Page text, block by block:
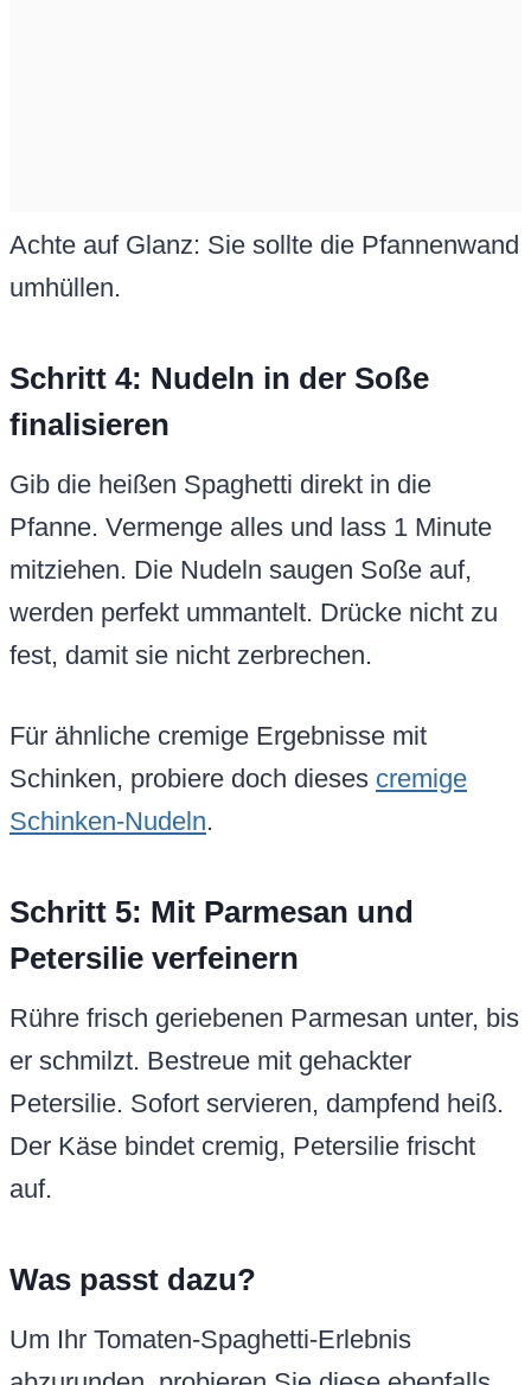
Achte auf Glanz: Sie sollte die Pfannenwand
umhüllen.
Schritt 4: Nudeln in der Soße
finalisieren
Gib die heißen Spaghetti direkt in die
Pfanne. Vermenge alles und lass 1 Minute
mitziehen. Die Nudeln saugen Soße auf,
werden perfekt ummantelt. Drücke nicht zu
fest, damit sie nicht zerbrechen.
Für ähnliche cremige Ergebnisse mit
Schinken, probiere doch dieses cremige
Schinken-Nudeln.
Schritt 5: Mit Parmesan und
Petersilie verfeinern
Rühre frisch geriebenen Parmesan unter, bis
er schmilzt. Bestreue mit gehackter
Petersilie. Sofort servieren, dampfend heiß.
Der Käse bindet cremig, Petersilie frischt
auf.
Was passt dazu?
Um Ihr Tomaten-Spaghetti-Erlebnis